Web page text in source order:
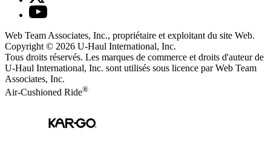
Web Team Associates, Inc., propriétaire et exploitant du site Web.
Copyright © 2026 U-Haul International, Inc.
Tous droits réservés. Les marques de commerce et droits d'auteur de
U-Haul International, Inc. sont utilisés sous licence par Web Team
Associates, Inc.
Air-Cushioned Ride®